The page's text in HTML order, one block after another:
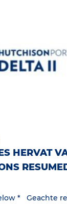
HERVAT
* Geachte